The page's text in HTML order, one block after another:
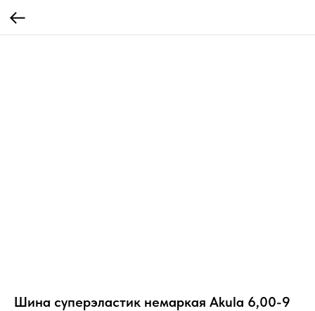
Шина суперэластик немаркая Akula 6,00-9